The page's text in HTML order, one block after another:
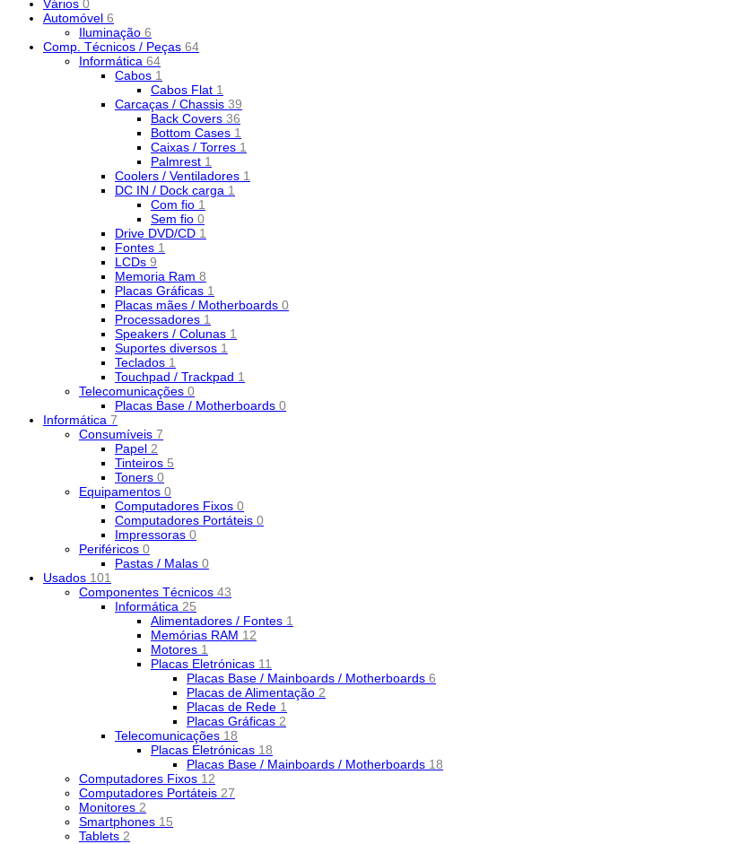
Vários 0
Automóvel 6
Iluminação 6
Comp. Técnicos / Peças 64
Informática 64
Cabos 1
Cabos Flat 1
Carcaças / Chassis 39
Back Covers 36
Bottom Cases 1
Caixas / Torres 1
Palmrest 1
Coolers / Ventiladores 1
DC IN / Dock carga 1
Com fio 1
Sem fio 0
Drive DVD/CD 1
Fontes 1
LCDs 9
Memoria Ram 8
Placas Gráficas 1
Placas mães / Motherboards 0
Processadores 1
Speakers / Colunas 1
Suportes diversos 1
Teclados 1
Touchpad / Trackpad 1
Telecomunicações 0
Placas Base / Motherboards 0
Informática 7
Consumíveis 7
Papel 2
Tinteiros 5
Toners 0
Equipamentos 0
Computadores Fixos 0
Computadores Portáteis 0
Impressoras 0
Periféricos 0
Pastas / Malas 0
Usados 101
Componentes Técnicos 43
Informática 25
Alimentadores / Fontes 1
Memórias RAM 12
Motores 1
Placas Eletrónicas 11
Placas Base / Mainboards / Motherboards 6
Placas de Alimentação 2
Placas de Rede 1
Placas Gráficas 2
Telecomunicações 18
Placas Eletrónicas 18
Placas Base / Mainboards / Motherboards 18
Computadores Fixos 12
Computadores Portáteis 27
Monitores 2
Smartphones 15
Tablets 2